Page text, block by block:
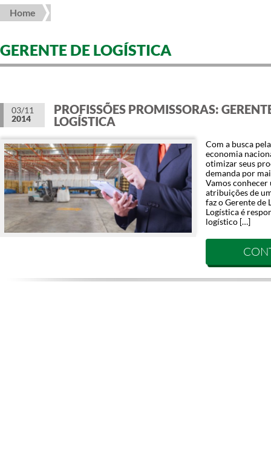
Home
GERENTE DE LOGÍSTICA
03/11
2014
PROFISSÕES PROMISSORAS:
LOGÍSTICA
Com a busca
economia
otimizar seus
demanda por
Vamos conhecer
atribuições de
faz o Gerente de
Logística é
logístico […]